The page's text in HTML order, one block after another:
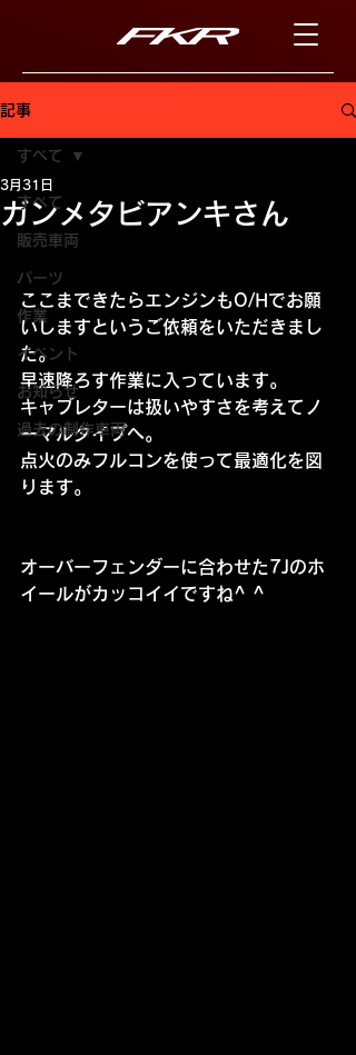
記事
すべて
販売車両
パーツ
作業
イベント
お知らせ
過去の制作車両
すべて
ガンメタビアンキさん
3月31日
ここまできたらエンジンもO/Hでお願
いしますというご依頼をいただきまし
た。
早速降ろす作業に入っています。
キャブレターは扱いやすさを考えてノ
ーマルタイプへ。
点火のみフルコンを使って最適化を図
ります。
オーバーフェンダーに合わせた7Jのホ
イールがカッコイイですね^ ^